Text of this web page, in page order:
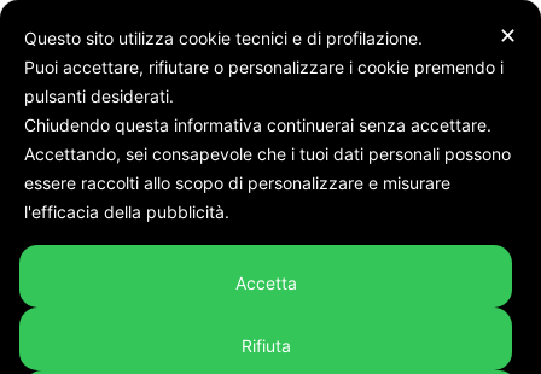
Cronaca
Cronaca In evidenza
Ancona. Sgominata
l’ennesima truffa del finto
carabinieri: due arresti
✕
Questo sito utilizza cookie tecnici e di profilazione.
Puoi accettare, rifiutare o personalizzare i cookie premendo i
pulsanti desiderati.
Chiudendo questa informativa continuerai senza accettare.
Accettando, sei consapevole che i tuoi dati personali possono
essere raccolti allo scopo di personalizzare e misurare
l'efficacia della pubblicità.
Accetta
Rifiuta